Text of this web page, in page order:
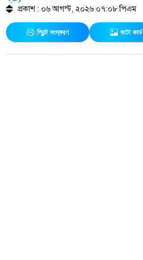
প্রকাশ : ০৬ আগস্ট, ২০২৬ ০৭:০৮ পিএম
প্রিন্ট সংস্করণ ফটো কার্ড